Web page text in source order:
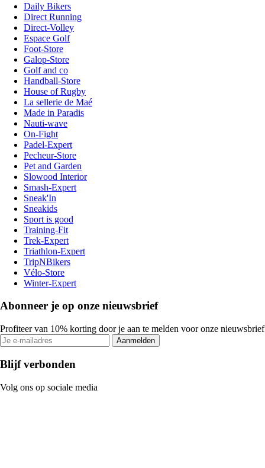
Daily Bikers
Direct Running
Direct-Volley
Espace Golf
Foot-Store
Galop-Store
Golf and co
Handball-Store
House of Rugby
La sellerie de Maé
Made in Paradis
Nauti-wave
On-Fight
Padel-Expert
Pecheur-Store
Pet and Garden
Slowood Interior
Smash-Expert
Sneak'In
Sneakids
Sport is good
Training-Fit
Trek-Expert
Triathlon-Expert
TripNBikers
Vélo-Store
Winter-Expert
Abonneer je op onze nieuwsbrief
Profiteer van 10% korting door je aan te melden voor onze nieuwsbrief
Aanmelden
Blijf verbonden
Volg ons op sociale media